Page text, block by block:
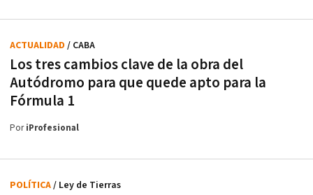
Los tres cambios clave de la obra del
Autódromo para que quede apto para la
Fórmula 1
ACTUALIDAD / CABA
PoriProfesional
POLÍTICA/ Ley de Tierras